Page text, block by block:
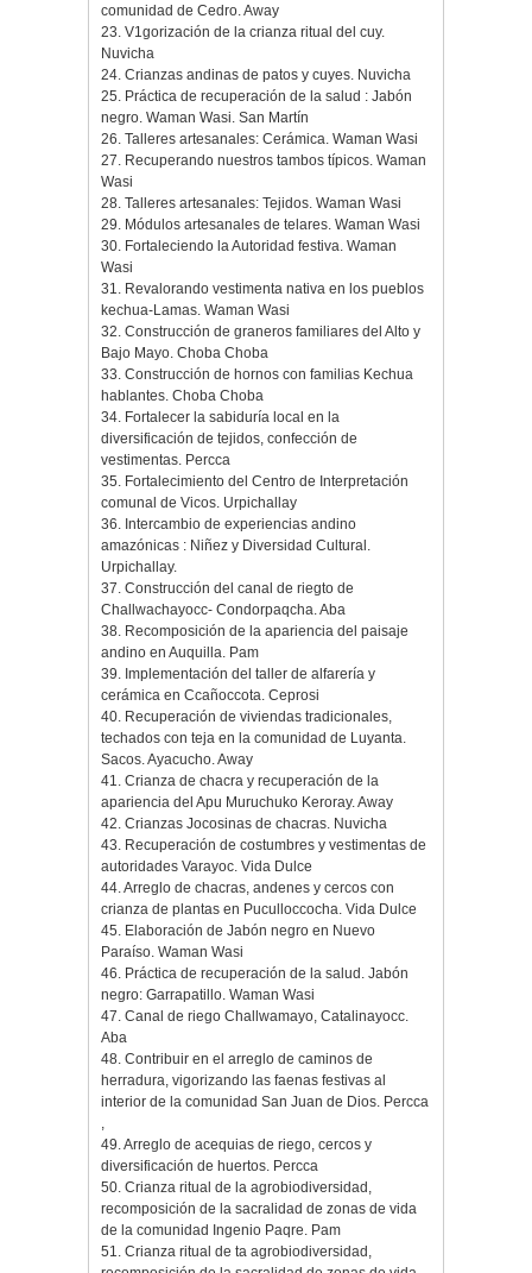
comunidad de Cedro. Away
23. V1gorización de la crianza ritual del cuy.
Nuvicha
24. Crianzas andinas de patos y cuyes. Nuvicha
25. Práctica de recuperación de la salud : Jabón
negro. Waman Wasi. San Martín
26. Talleres artesanales: Cerámica. Waman Wasi
27. Recuperando nuestros tambos típicos. Waman
Wasi
28. Talleres artesanales: Tejidos. Waman Wasi
29. Módulos artesanales de telares. Waman Wasi
30. Fortaleciendo la Autoridad festiva. Waman
Wasi
31. Revalorando vestimenta nativa en los pueblos
kechua-Lamas. Waman Wasi
32. Construcción de graneros familiares del Alto y
Bajo Mayo. Choba Choba
33. Construcción de hornos con familias Kechua
hablantes. Choba Choba
34. Fortalecer la sabiduría local en la
diversificación de tejidos, confección de
vestimentas. Percca
35. Fortalecimiento del Centro de Interpretación
comunal de Vicos. Urpichallay
36. Intercambio de experiencias andino
amazónicas : Niñez y Diversidad Cultural.
Urpichallay.
37. Construcción del canal de riegto de
Challwachayocc- Condorpaqcha. Aba
38. Recomposición de la apariencia del paisaje
andino en Auquilla. Pam
39. Implementación del taller de alfarería y
cerámica en Ccañoccota. Ceprosi
40. Recuperación de viviendas tradicionales,
techados con teja en la comunidad de Luyanta.
Sacos. Ayacucho. Away
41. Crianza de chacra y recuperación de la
apariencia del Apu Muruchuko Keroray. Away
42. Crianzas Jocosinas de chacras. Nuvicha
43. Recuperación de costumbres y vestimentas de
autoridades Varayoc. Vida Dulce
44. Arreglo de chacras, andenes y cercos con
crianza de plantas en Puculloccocha. Vida Dulce
45. Elaboración de Jabón negro en Nuevo
Paraíso. Waman Wasi
46. Práctica de recuperación de la salud. Jabón
negro: Garrapatillo. Waman Wasi
47. Canal de riego Challwamayo, Catalinayocc.
Aba
48. Contribuir en el arreglo de caminos de
herradura, vigorizando las faenas festivas al
interior de la comunidad San Juan de Dios. Percca
,
49. Arreglo de acequias de riego, cercos y
diversificación de huertos. Percca
50. Crianza ritual de la agrobiodiversidad,
recomposición de la sacralidad de zonas de vida
de la comunidad Ingenio Paqre. Pam
51. Crianza ritual de ta agrobiodiversidad,